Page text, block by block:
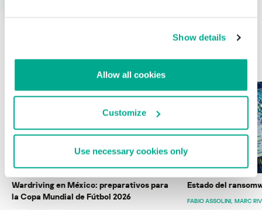
Show details
Allow all cookies
Customize
Use necessary cookies only
ÚLTIMAS PUBLICACIONES
Wardriving en México: preparativos para
la Copa Mundial de Fútbol 2026
Estado del
FABIO ASSOLINI MARC